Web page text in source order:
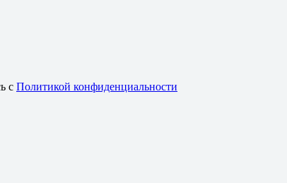
с Политикой конфиденциальности